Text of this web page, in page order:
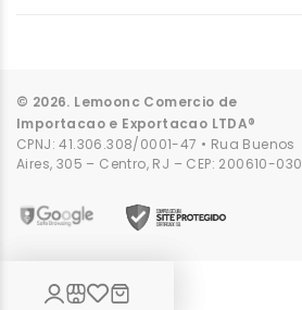
© 2026. Lemoonc Comercio de
Importacao e Exportacao LTDA®
CPNJ: 41.306.308/0001-47 • Rua Buenos
Aires, 305 – Centro, RJ – CEP: 200610-030